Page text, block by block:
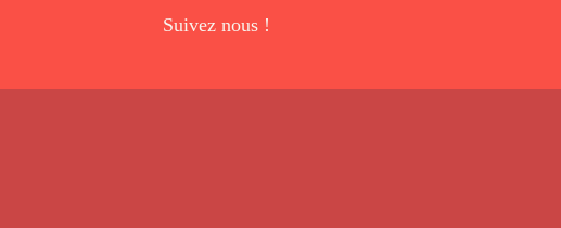
Suivez nous !